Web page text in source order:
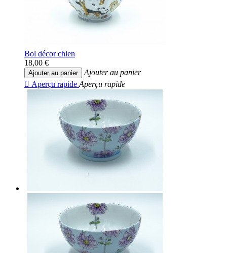
Bol décor chien
18,00 €
Ajouter au panier
Ajouter au panier
 Aperçu rapide Aperçu rapide